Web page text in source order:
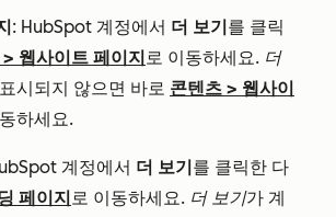
: HubSpot 계정에서 더 보기 를 클릭
> 웹사이트 페이지 로 이동하세요. 더
시되지 않으면 바로 콘텐츠 > 웹사이
하세요.
계정에서 더 보기 를 클릭한 다
페이지 로 이동하세요. 더 보기가 계